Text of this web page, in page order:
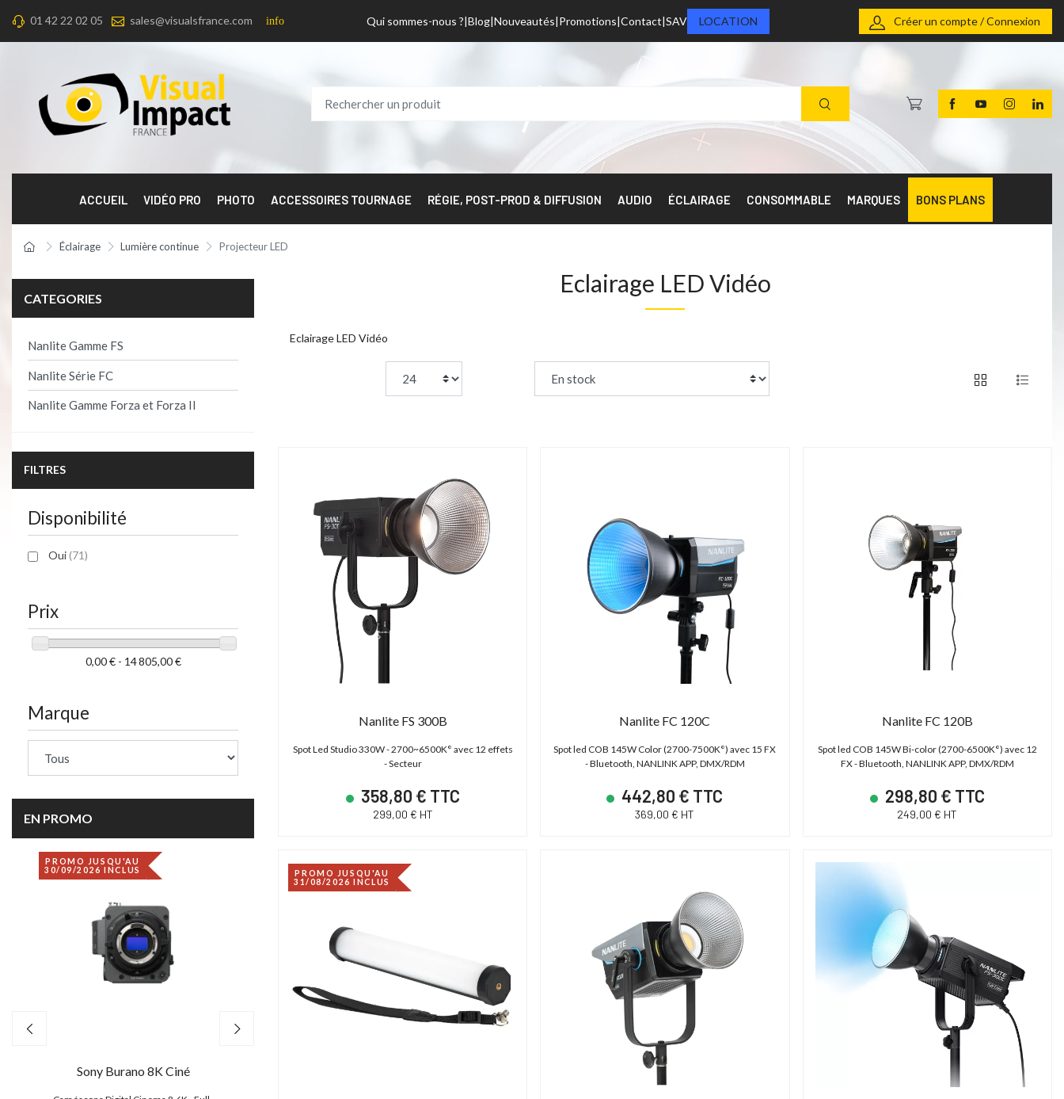
01 42 22 02 05 sales@visualsfrance.com info Qui sommes-nous ? Blog Nouveautés Promotions Contact SAV LOCATION Créer un compte / Connexion
ACCUEIL VIDÉO PRO PHOTO ACCESSOIRES TOURNAGE RÉGIE, POST-PROD & DIFFUSION AUDIO ÉCLAIRAGE CONSOMMABLE MARQUES BONS PLANS
Éclairage Lumière continue Projecteur LED
CATEGORIES
Nanlite Gamme FS
Nanlite Série FC
Nanlite Gamme Forza et Forza II
FILTRES
Disponibilité
Oui(71)
Prix
0,00 € - 14 805,00 €
Marque
EN PROMO
PROMO JUSQU'AU
30/09/2026 INCLUS
Sony Burano 8K Ciné ABonAir AB4000 4K HDR Cartoni Magnum
Eclairage LED Vidéo
Eclairage LED Vidéo
Nanlite FS 300B
Spot Led Studio 330W - 2700~6500K° avec 12 effets
- Secteur
358,80 € TTC
299,00 € HT
Nanlite FC 120C
Spot led COB 145W Color (2700-7500K°) avec 15 FX
- Bluetooth, NANLINK APP, DMX/RDM
442,80 € TTC
369,00 € HT
Nanlite FC 120B
Spot led COB 145W Bi-color (2700-6500K°) avec 12
FX - Bluetooth, NANLINK APP, DMX/RDM
298,80 € TTC
249,00 € HT
PROMO JUSQU'AU
31/08/2026 INCLUS